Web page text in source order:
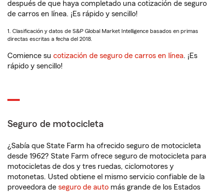
después de que haya completado una cotización de seguro
de carros en línea. ¡Es rápido y sencillo!
1. Clasificación y datos de S&P Global Market Intelligence basados en primas
directas escritas a fecha del 2018.
Comience su cotización de seguro de carros en línea. ¡Es
rápido y sencillo!
Seguro de motocicleta
¿Sabía que State Farm ha ofrecido seguro de motocicleta
desde 1962? State Farm ofrece seguro de motocicleta para
motocicletas de dos y tres ruedas, ciclomotores y
motonetas. Usted obtiene el mismo servicio confiable de la
proveedora de seguro de auto más grande de los Estados